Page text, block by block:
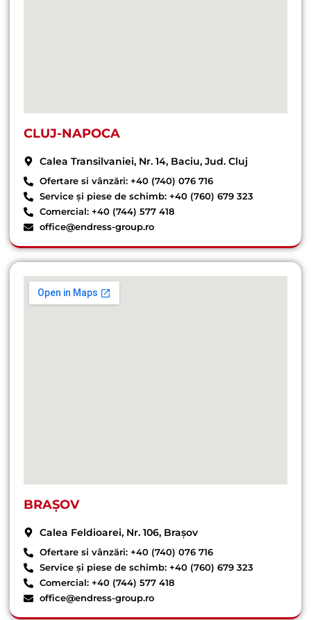
CLUJ-NAPOCA
Calea Transilvaniei, Nr. 14, Baciu, Jud. Cluj
Ofertare si vânzări: +40 (740) 076 716
Service și piese de schimb: +40 (760) 679 323
Comercial: +40 (744) 577 418
office@endress-group.ro
BRAȘOV
Calea Feldioarei, Nr. 106, Brașov
Ofertare si vânzări: +40 (740) 076 716
Service și piese de schimb: +40 (760) 679 323
Comercial: +40 (744) 577 418
office@endress-group.ro